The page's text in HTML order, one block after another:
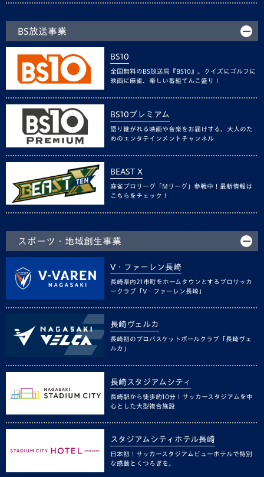
BS放送事業
BS10
全国無料のBS放送局『BS10』。クイズにゴルフに
映画に麻雀、楽しい番組てんこ盛り！
BS10プレミアム
語り継がれる映画や音楽をお届けする、大人のた
めのエンタテインメントチャンネル
BEAST X
麻雀プロリーグ「Mリーグ」参戦中！最新情報は
こちらをチェック！
スポーツ・地域創生事業
V・ファーレン長崎
長崎県内21市町をホームタウンとするプロサッカ
ークラブ「V・ファーレン長崎」
長崎ヴェルカ
長崎初のプロバスケットボールクラブ「長崎ヴェ
ルカ」
長崎スタジアムシティ
長崎駅から徒歩約10分！サッカースタジアムを中
心とした大型複合施設
スタジアムシティホテル長崎
日本初！サッカースタジアムビューホテルで特別
な感動とくつろぎを。